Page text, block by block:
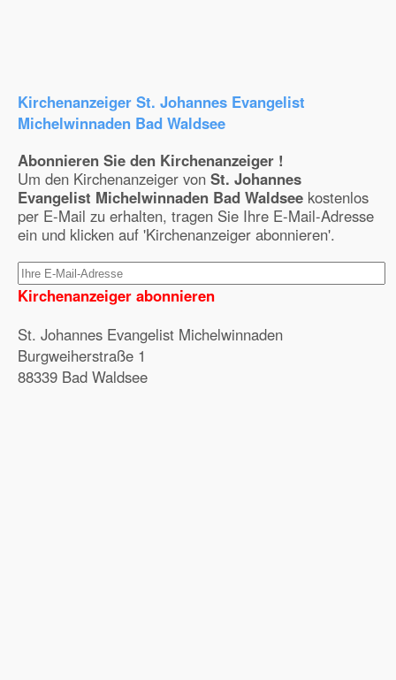
Kirchenanzeiger St. Johannes Evangelist
Michelwinnaden Bad Waldsee
Abonnieren Sie den Kirchenanzeiger !
Um den Kirchenanzeiger von St. Johannes
Evangelist Michelwinnaden Bad Waldsee kostenlos
per E-Mail zu erhalten, tragen Sie Ihre E-Mail-Adresse
ein und klicken auf 'Kirchenanzeiger abonnieren'.
Kirchenanzeiger abonnieren
St. Johannes Evangelist Michelwinnaden
Burgweiherstraße 1
88339 Bad Waldsee